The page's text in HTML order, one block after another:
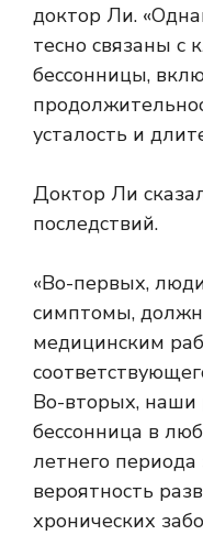
доктор Ли.
тесно связаны с
бессонницы,
усталость и
Доктор Ли
последствий.
«Во-первых,
симптомы,
медицинским
Во-вторых, наши
бессонница в
летнего
вероятность
хронических